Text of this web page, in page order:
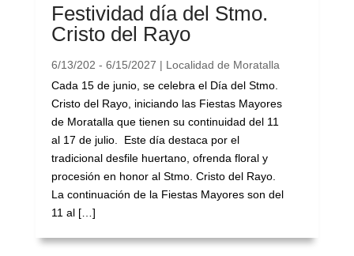
Festividad día del Stmo.
Cristo del Rayo
6/13/202 - 6/15/2027 | Localidad de Moratalla
Cada 15 de junio, se celebra el Día del Stmo.
Cristo del Rayo, iniciando las Fiestas Mayores
de Moratalla que tienen su continuidad del 11
al 17 de julio. Este día destaca por el
tradicional desfile huertano, ofrenda floral y
procesión en honor al Stmo. Cristo del Rayo.
La continuación de la Fiestas Mayores son del
11 al […]